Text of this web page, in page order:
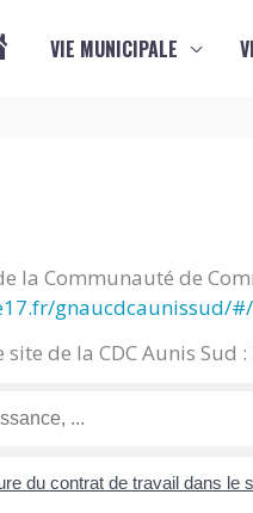
VIE MUNICIPALE
la Communauté de
gnaucdcaunissud/#/
de la CDC Aunis Sud :
du contrat de travail dans le